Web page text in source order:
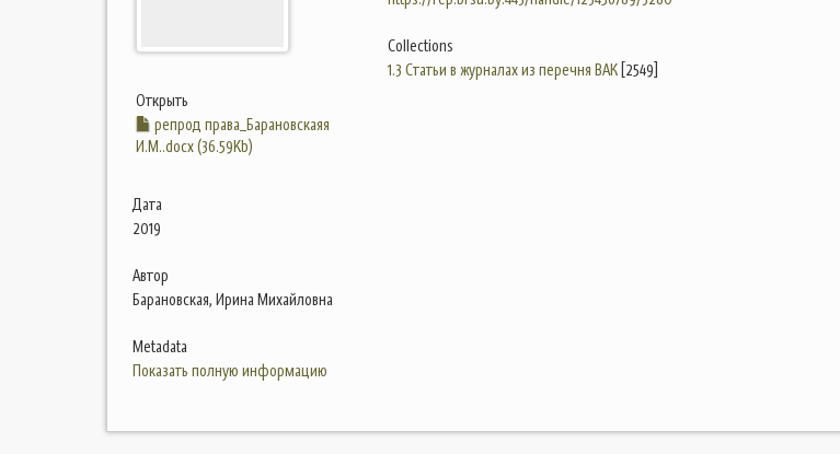
Открыть
репрод права_Барановскаяя
И.М..docx (36.59Kb)
Дата
2019
Автор
Барановская, Ирина Михайловна
Metadata
Показать полную информацию
Collections
1.3 Статьи в журналах из перечня ВАК[2549]